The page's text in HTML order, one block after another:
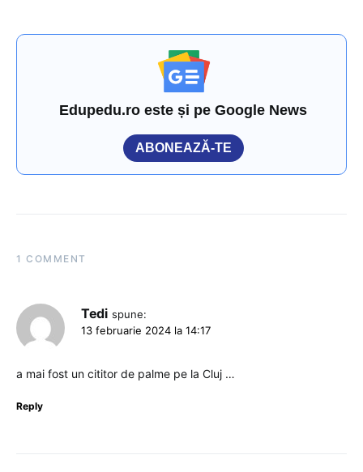
Edupedu.ro este și pe Google News
ABONEAZĂ-TE
1 COMMENT
Tedi spune:
13 februarie 2024 la 14:17
a mai fost un cititor de palme pe la Cluj …
Reply